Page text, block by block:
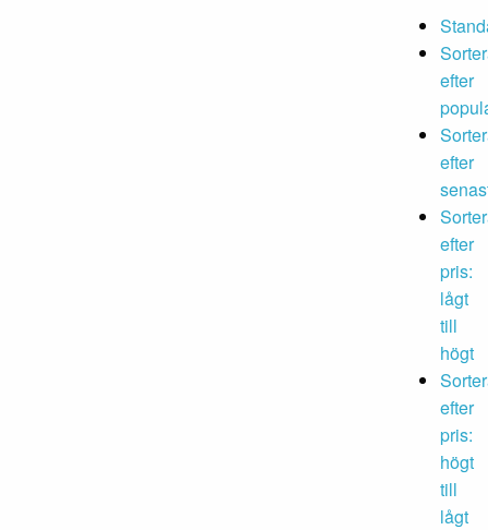
efter
efter
efter
pris:
lågt
till
högt
efter
pris:
högt
till
lågt